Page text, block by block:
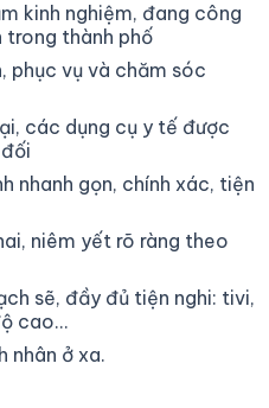
kinh nghiệm, đang công
thành phố
phục vụ và chăm sóc
các dụng cụ y tế được
nhanh gọn, chính xác, tiện
niêm yết rõ ràng theo
sẽ, đầy đủ tiện nghi: tivi,
cao...
nhân ở xa.